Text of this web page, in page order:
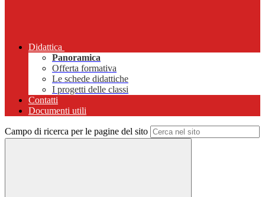
Didattica
Panoramica
Offerta formativa
Le schede didattiche
I progetti delle classi
Contatti
Documenti utili
Campo di ricerca per le pagine del sito